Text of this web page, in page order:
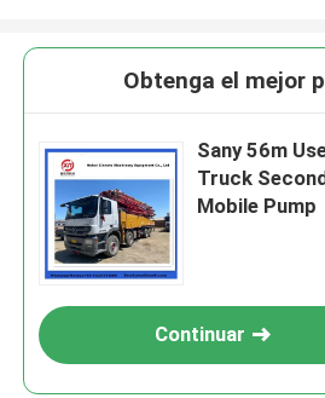
Obtenga el mejor
Sany 56m
Truck
Mobile Pump
Continuar